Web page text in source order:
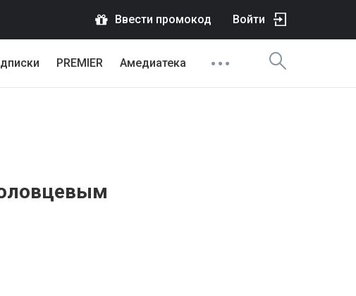
Ввести промокод Войти
PREMIER Амедиатека